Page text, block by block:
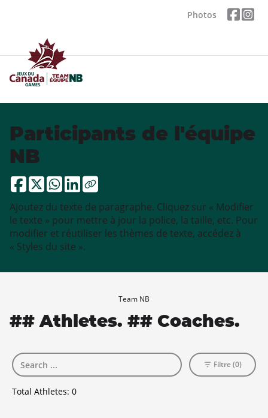
Photos
Participants de l'équipe
NB
Ajoutez du texte de paragraphe. Cliquez sur « Modifier
le texte » pour mettre à jour la police, la taille, etc. Pour
modifier et réutiliser les thèmes de texte, accédez à
« Styles du site ».
Team NB
## Athletes. ## Coaches.
Total Athletes: 0
Filtre (0)